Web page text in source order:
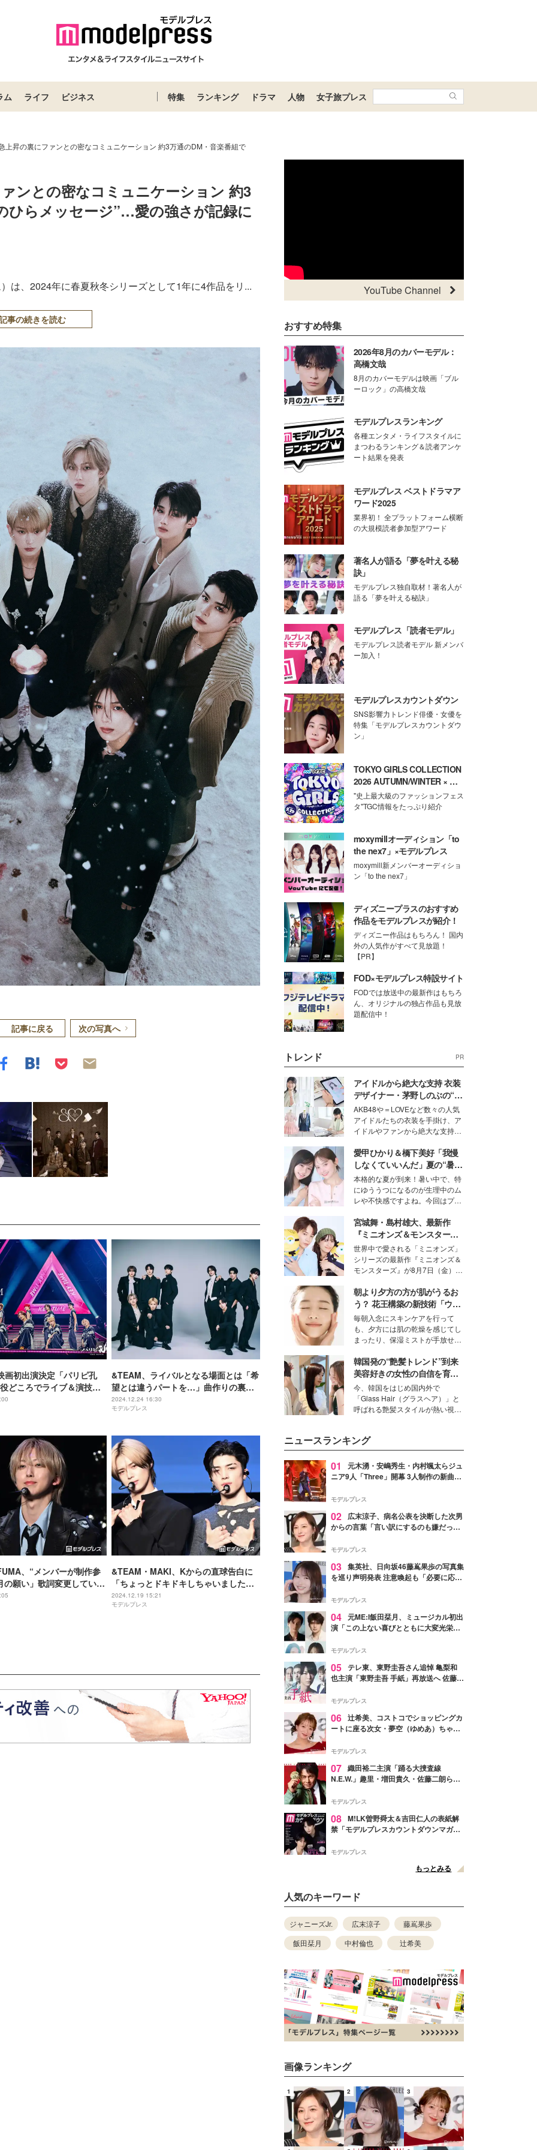
ム ライフ ビジネス 特集 ランキング ドラマ 人物 女子旅プレス
上昇の裏にファンとの密なコミュニケーション 約3万通のDM・音楽番組で
ンとの密なコミュニケーション 約3
ひらメッセージ”…愛の強さが記録に
は、2024年に春夏秋冬シリーズとして1年に4作品をリ...
事の続きを読む
記事に戻る 次の写真へ
画初出演決定「パリピ孔
どころでライブ＆演技披
明 THE MOVIE】
&TEAM、ライバルとなる場面とは「希
望とは違うパートを…」曲作りの裏側
明かす
2024.12.24 16:30
モデルプレス
、“メンバーが制作参
の願い」歌詞変更していた
LUNEの皆さんに伝えた
&TEAM・MAKI、Kからの直球告白に
「ちょっとドキドキしちゃいました」
【ショーケース「雪明かり点灯式」レ
ポ】
2024.12.19 15:21
モデルプレス
YouTube Channel
おすすめ特集
2026年8月のカバーモデル：
高橋文哉
8月のカバーモデルは映画「ブル
ーロック」の高橋文哉
モデルプレスランキング
各種エンタメ・ライフスタイルに
まつわるランキング＆読者アンケ
ート結果を発表
モデルプレス ベストドラマア
ワード2025
業界初！ 全プラットフォーム横断
の大規模読者参加型アワード
著名人が語る「夢を叶える秘
訣」
モデルプレス独自取材！著名人が
語る「夢を叶える秘訣」
モデルプレス「読者モデル」
モデルプレス読者モデル 新メンバ
ー加入！
モデルプレスカウントダウン
SNS影響力トレンド俳優・女優を
特集「モデルプレスカウントダウ
ン」
TOKYO GIRLS COLLECTION
2026 AUTUMN/WINTER × モ
デルプレス
"史上最大級のファッションフェス
タ"TGC情報をたっぷり紹介
moxymillオーディション「to
the nex7」×モデルプレス
moxymill新メンバーオーディショ
ン「to the nex7」
ディズニープラスのおすすめ
作品をモデルプレスが紹介！
ディズニー作品はもちろん！ 国内
外の人気作がすべて見放題！
【PR】
FOD×モデルプレス特設サイト
FODでは放送中の最新作はもちろ
ん、オリジナルの独占作品も見放
題配信中！
トレンド PR
アイドルから絶大な支持 衣装
デザイナー・茅野しのぶの“可
愛い”を作る美学＜「シチズン
クロスシー」インタビュー＞
AKB48や＝LOVEなど数々の人気
アイドルたちの衣装を手掛け、ア
イドルやファンから絶大な支持を
取締役兼クリエイティブディレク
ター・茅野しのぶ。一人ひとりの
個性に寄り添い、魅力を引き出す
衣装作りは、多くの女性たちに勇
気と自信を与え続けている。
愛甲ひかり＆橋下美好「我慢
しなくていいんだ」夏の“暑さ
対策”の新しい選択肢とは？
本格的な夏が到来！暑い中で、特
にゆううつになるのが生理中のム
レや不快感ですよね。今回はプラ
モデル・愛甲ひかりさんと橋下美
好さんを迎えて本音で女子会トー
ク。猛暑のお出かけを快適に過ご
すヒントや、2人が感動した夏の
生理の新常識にも迫りました。
宮城舞・島村雄大、最新作
『ミニオンズ＆モンスター
ズ』の魅力熱弁 ハチャメチャ
だけじゃない“友情と絆”に感
動
世界中で愛される「ミニオンズ」
シリーズの最新作『ミニオンズ＆
モンスターズ』が8月7日（金）に
ニオン好き”という共通点を持つモ
デルの宮城舞と島村雄大の特別対
談をお届け！それぞれの視点か
ら、今作ならではの魅力や予想外
の感動をもたらす奥深いストーリ
ーについて熱く語り合ってもらっ
た。
朝より夕方の方が肌がうるお
う？ 花王構築の新技術「ウォ
ーターキャプチャリングスキ
ン（捕水肌）」がスキンケア
の常識を変える予感
毎朝入念にスキンケアを行って
も、夕方には肌の乾燥を感じてし
まったり、保湿ミストが手放せな
な美容の常識を大きく変える可能
性を秘めた、革新的な「Water
Capturing Skin（ウォーターキャ
プチャリングスキン：捕水肌）」
技術を、花王が構築した。
韓国発の“艶髪トレンド”到来
美容好きの女性の自信を育む
「ヘアケア事情」って？
今、韓国をはじめ国内外で
「Glass Hair（グラスヘア）」と
呼ばれる艶髪スタイルが熱い視線
して、“髪そのものの美しさ”に改
めて注目する人が増えている様
子。今回は、そんな憧れの艶やか
な髪を日常で叶える、美容好きの
ます。
ニュースランキング
01
元木湧・安嶋秀生・内村颯太らジュ
ニア9人「Three」開幕 3人制作の新曲＆
進んで夢を掴みたい」【ゲネプロレポ】
モデルプレス
02
広末涼子、病名公表を決断した次男
からの言葉「言い訳にするのも嫌だっ
モデルプレス
03 集英社、日向坂46藤嶌果歩の写真集
を巡り声明発表 注意喚起も「必要に応じ
モデルプレス
04 元ME:I飯田栞月、ミュージカル初出
演「この上ない喜びとともに大変光栄」
ャスト発表
モデルプレス
05 テレ東、東野圭吾さん追悼 亀梨和
也主演「東野圭吾 手紙」再放送へ 佐藤隆
モデルプレス
06 辻希美、コストコでショッピングカ
ートに座る次女・夢空（ゆめあ）ちゃん
ぎ」「成長を感じる」の声
モデルプレス
07 織田裕二主演「踊る大捜査線
N.E.W.」趣里・増田貴久・佐藤二朗ら新
徴する“謎のキーワード”も
モデルプレス
08 M!LK曽野舜太＆吉田仁人の表紙解
禁「モデルプレスカウントダウンマガジ
モデルプレス
もっとみる
人気のキーワード
ジャニーズJr. 広末涼子
藤嶌果歩
飯田栞月
中村倫也 辻希美
画像ランキング
1 2 3